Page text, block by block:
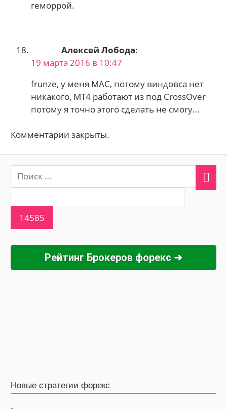
геморрой.
Алексей Лобода:
19 марта 2016 в 10:47
frunze, у меня MAC, потому виндовса нет
никакого, МТ4 работают из под CrossOver
потому я точно этого сделать не смогу…
Комментарии закрыты.
Рейтинг Брокеров форекс ➜
Новые стратегии форекс